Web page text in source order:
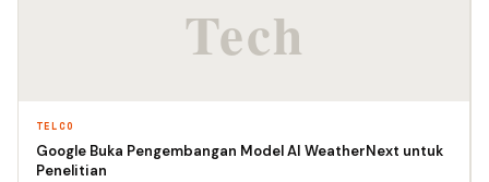
TELCO
Google Buka Pengembangan Model AI WeatherNext untuk
Penelitian